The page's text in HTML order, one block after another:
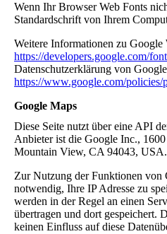
Wenn Ihr Browser Web Fonts
Standardschrift von Ihrem
Weitere Informationen zu Google
https://developers.google.com/
Datenschutzerklärung von
https://www.google.com/policies/
Google Maps
Diese Seite nutzt über eine API
Anbieter ist die Google Inc.,
Mountain View, CA 94043, USA.
Zur Nutzung der Funktionen von
notwendig, Ihre IP Adresse zu
werden in der Regel an einen
übertragen und dort gespeichert.
keinen Einfluss auf diese